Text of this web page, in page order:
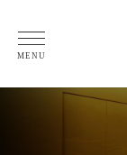
MENU
総料理長 徳岡